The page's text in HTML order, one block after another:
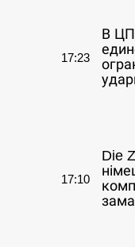
17:23
В
17:10
Die